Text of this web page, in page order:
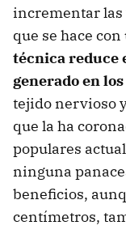
incrementar
que se hace
técnica reduce
generado en
tejido nervioso
que la ha
populares
ninguna
beneficios,
centímetros,